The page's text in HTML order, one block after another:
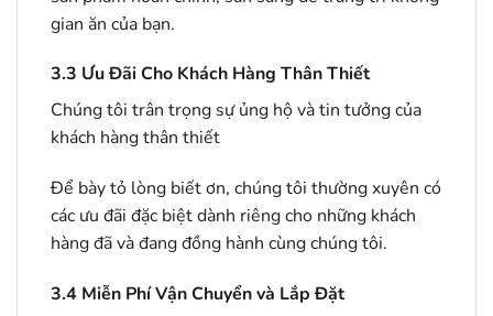
gian ăn của bạn.
3.3 Ưu Đãi Cho Khách Hàng Thân Thiết
Chúng tôi trân trọng sự ủng hộ và tin tưởng của
khách hàng thân thiết
Để bày tỏ lòng biết ơn, chúng tôi thường xuyên có
các ưu đãi đặc biệt dành riêng cho những khách
hàng đã và đang đồng hành cùng chúng tôi.
3.4 Miễn Phí Vận Chuyển và Lắp Đặt